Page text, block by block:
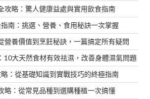
攻略：驚人健康益處與實用飲食指南
南：挑選、營養、食用秘訣一次掌握
營養價值到烹飪秘訣，一篇搞定所有疑問
10大天然食材有效祛濕，改善身體濕氣問題
：從基礎知識到實戰技巧的終極指南
略：從常見品種到選購種植一次搞懂